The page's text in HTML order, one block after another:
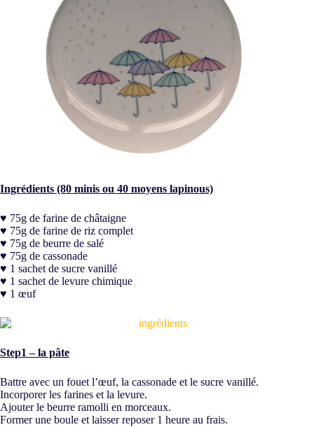
Ingrédients (80 minis ou 40 moyens lapinous)
♥ 75g de farine de châtaigne
♥ 75g de farine de riz complet
♥ 75g de beurre de salé
♥ 75g de cassonade
♥ 1 sachet de sucre vanillé
♥ 1 sachet de levure chimique
♥ 1 œuf
Step1 – la pâte
Battre avec un fouet l’œuf, la cassonade et le sucre vanillé.
Incorporer les farines et la levure.
Ajouter le beurre ramolli en morceaux.
Former une boule et laisser reposer 1 heure au frais.